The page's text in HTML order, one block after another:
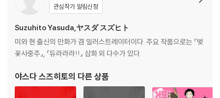
관심작가 알림신청
Suzuhito Yasuda,ヤスダ スズヒト
미와 현 출신의 만화가 겸 일러스트레이터이다. 주요 작품으로는 『벚
꽃사중주』, 『듀라라라!!』 삽화 외 다수가 있다.
야스다 스즈히토의 다른 상품